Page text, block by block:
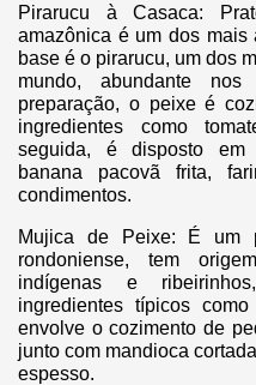
Pirarucu à Casaca:
amazônica é um dos mais
base é o pirarucu, um dos
mundo, abundante
preparação, o peixe é
ingredientes como
seguida, é disposto em
banana pacovã frita,
condimentos.
Mujica de Peixe: É um
rondoniense, tem
indígenas e
ingredientes típicos
envolve o cozimento de
junto com mandioca
espesso.